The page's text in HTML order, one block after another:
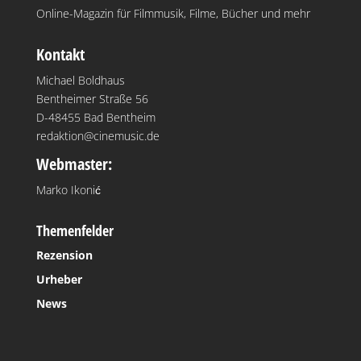
Online-Magazin für Filmmusik, Filme, Bücher und mehr
Kontakt
Michael Boldhaus
Bentheimer Straße 56
D-48455 Bad Bentheim
redaktion@cinemusic.de
Webmaster:
Marko Ikonić
Themenfelder
Rezension
Urheber
News